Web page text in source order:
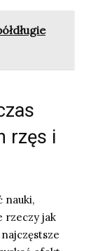
rzęs i
nauki,
rzeczy jak